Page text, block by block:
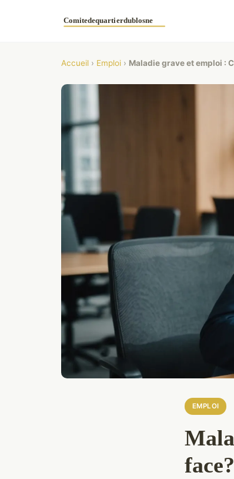
Accueil › Emploi › Maladie grave et emploi :
EMPLOI
face?